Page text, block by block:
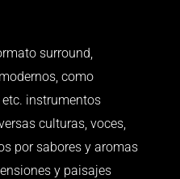
surround,
como
instrumentos
culturas, voces,
por sabores y aromas
y paisajes